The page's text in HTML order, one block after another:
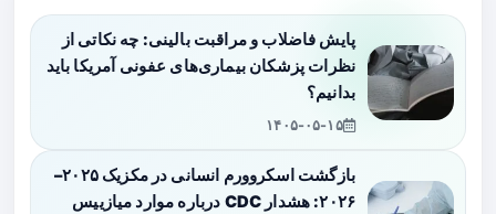
پایش فاضلاب و مراقبت بالینی: چه نکاتی از
نظرات پزشکان بیماری‌های عفونی آمریکا باید
بدانیم؟
۱۴۰۵-۰۵-۱۵
بازگشت اسکروورم انسانی در مکزیک ۲۰۲۵–
۲۰۲۶: هشدار CDC درباره موارد میازییس